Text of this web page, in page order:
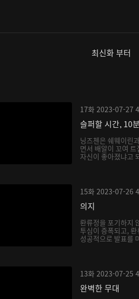
최신화 부터
17화 2023-07-27
슬퍼할 시간, 10분
닝즈첸은 쉐웨이린
면서 배알이 꼬여
자신이 좋아졌냐고
15화 2023-07-26
의지
롼류정을 포기하지
투심이 증폭되고,
성공적으로 발표를
13화 2023-07-25
완벽한 무대